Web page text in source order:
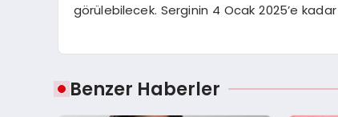
görülebilecek. Serginin 4 Ocak 2025’e
Benzer Haberler